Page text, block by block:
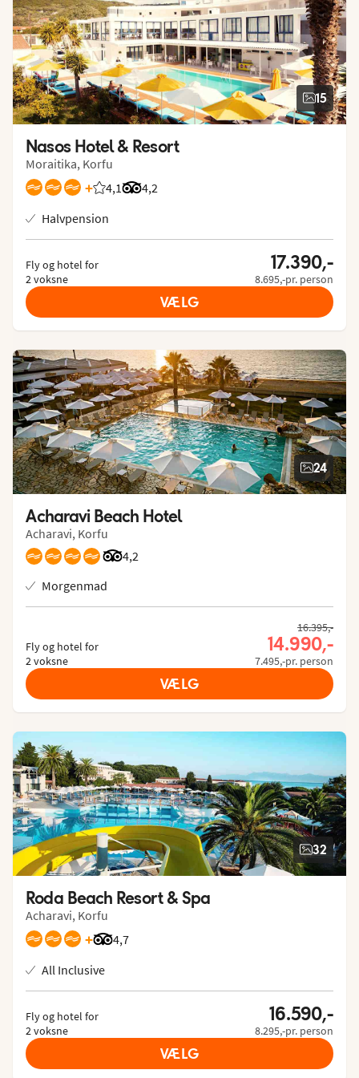
15
Nasos Hotel & Resort
Moraitika, Korfu
+ 4,1
Bedømmelse fra Spies gæster: 4.148/5
4,2
Bedømmelse fra Tripadvisor: 4.2 of 5
Halvpension
Fly og hotel for
2 voksne
17.390,-
8.695,-pr. person
VÆLG
24
Acharavi Beach Hotel
Acharavi, Korfu
4,2
Bedømmelse fra Tripadvisor: 4.2 of 5
Morgenmad
Fly og hotel for
2 voksne
16.395,-
14.990,-
7.495,-pr. person
VÆLG
32
Roda Beach Resort & Spa
Acharavi, Korfu
+ 4,7
Bedømmelse fra Tripadvisor: 4.7 of 5
All Inclusive
Fly og hotel for
2 voksne
16.590,-
8.295,-pr. person
VÆLG